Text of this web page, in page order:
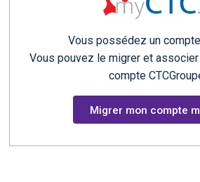
Vous possédez un
Vous pouvez le migrer et
compte
Migrer mon compte